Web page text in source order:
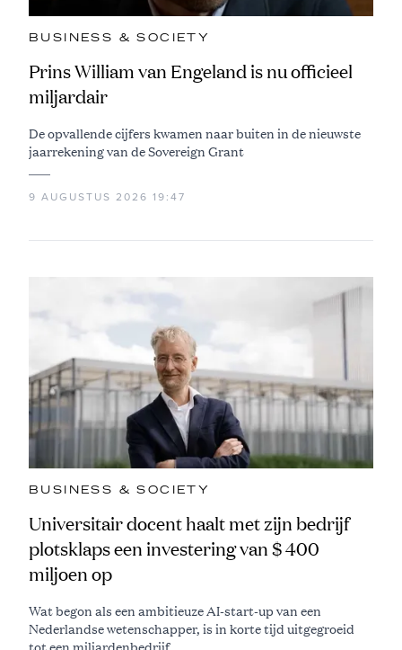
BUSINESS & SOCIETY
Prins William van Engeland is nu officieel
miljardair
De opvallende cijfers kwamen naar buiten in de nieuwste
jaarrekening van de Sovereign Grant
9 AUGUSTUS 2026 19:47
BUSINESS & SOCIETY
Universitair docent haalt met zijn bedrijf
plotsklaps een investering van $ 400
miljoen op
Wat begon als een ambitieuze AI-start-up van een
Nederlandse wetenschapper, is in korte tijd uitgegroeid